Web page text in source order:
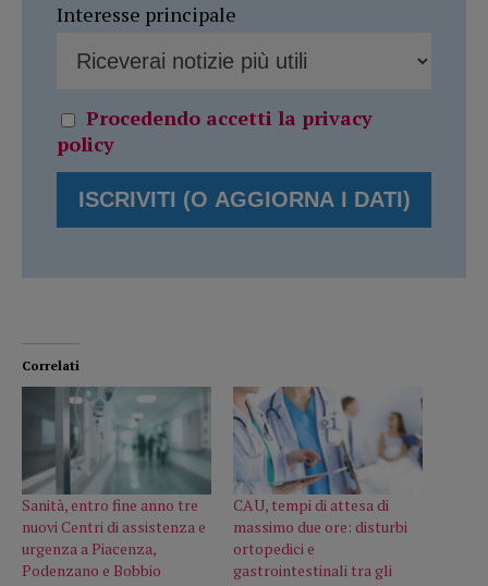
Interesse principale
Procedendo accetti la privacy
policy
Correlati
Sanità, entro fine anno tre
nuovi Centri di assistenza e
urgenza a Piacenza,
Podenzano e Bobbio
CAU, tempi di attesa di
massimo due ore: disturbi
ortopedici e
gastrointestinali tra gli